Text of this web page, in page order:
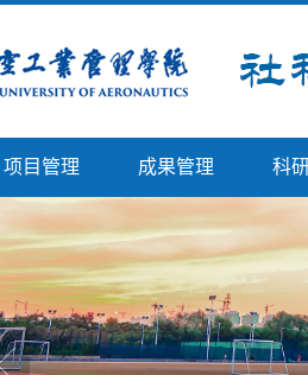
项目管理 成果管理 科